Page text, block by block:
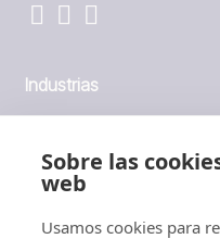
Sobre las
web
Usamos cookies para
Industrias